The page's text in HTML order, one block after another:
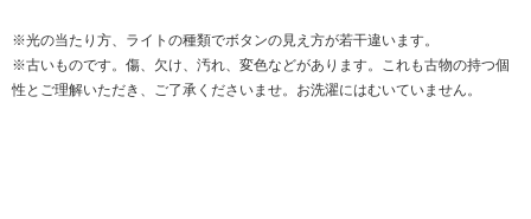
※光の当たり方、ライトの種類でボタンの見え方が若干違います。
※古いものです。傷、欠け、汚れ、変色などがあります。これも古物の持つ個
性とご理解いただき、ご了承くださいませ。お洗濯にはむいていません。